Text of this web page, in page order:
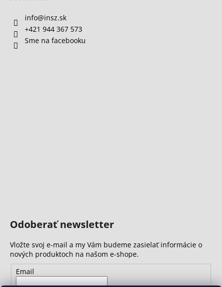
info@insz.sk
+421 944 367 573
Sme na facebooku
Odoberať newsletter
Vložte svoj e-mail a my Vám budeme zasielať informácie o
nových produktoch na našom e-shope.
Email